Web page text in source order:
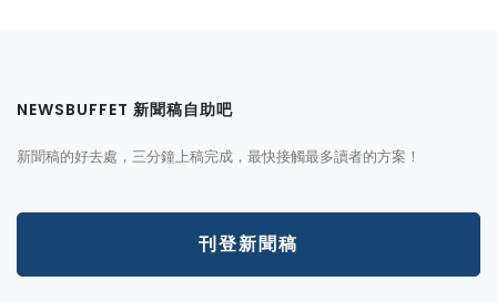
NEWSBUFFET 新聞稿自助吧
新聞稿的好去處，三分鐘上稿完成，最快接觸最多讀者的方案！
刊登新聞稿